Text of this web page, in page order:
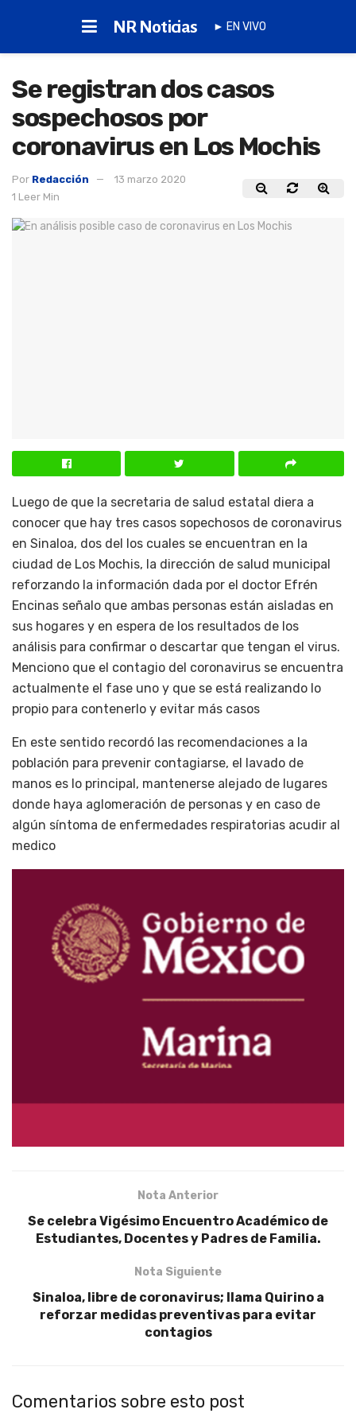
NR Noticias ► EN VIVO
Se registran dos casos
sospechosos por
coronavirus en Los Mochis
Por Redacción
13 marzo 2020
1 Leer Min
Luego de que la secretaria de salud estatal diera a
conocer que hay tres casos sopechosos de coronavirus
en Sinaloa, dos del los cuales se encuentran en la
ciudad de Los Mochis, la dirección de salud municipal
reforzando la información dada por el doctor Efrén
Encinas señalo que ambas personas están aisladas en
sus hogares y en espera de los resultados de los
análisis para confirmar o descartar que tengan el virus.
Menciono que el contagio del coronavirus se encuentra
actualmente el fase uno y que se está realizando lo
propio para contenerlo y evitar más casos
En este sentido recordó las recomendaciones a la
población para prevenir contagiarse, el lavado de
manos es lo principal, mantenerse alejado de lugares
donde haya aglomeración de personas y en caso de
algún síntoma de enfermedades respiratorias acudir al
medico
Nota Anterior
Se celebra Vigésimo Encuentro Académico de
Estudiantes, Docentes y Padres de Familia.
Nota Siguiente
Sinaloa, libre de coronavirus; llama Quirino a
reforzar medidas preventivas para evitar
contagios
Comentarios sobre esto post